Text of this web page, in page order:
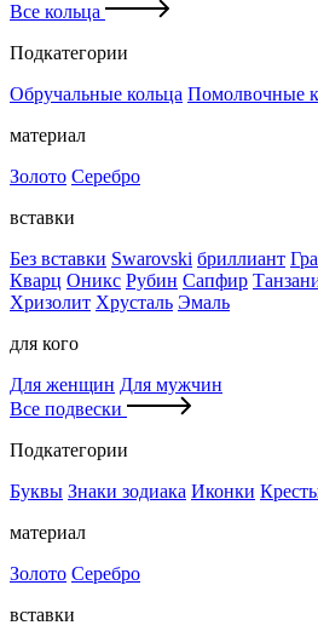
Все кольца
Подкатегории
Обручальные кольца Помолвочные
материал
Золото Серебро
вставки
Без вставки Swarovski бриллиант
Кварц Оникс Рубин Сапфир
Хризолит Хрусталь Эмаль
для кого
Для женщин Для мужчин
Все подвески
Подкатегории
Буквы Знаки зодиака Иконки
материал
Золото Серебро
вставки